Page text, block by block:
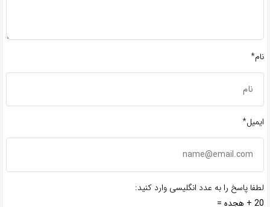
نام*
ایمیل*
لطفا پاسخ را به عدد انگلیسی وارد کنید:
20 + هجده =